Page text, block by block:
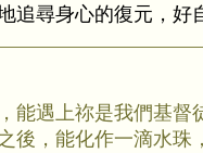
追尋身心的復元，好
能遇上祢是我們基督
後，能化作一滴水